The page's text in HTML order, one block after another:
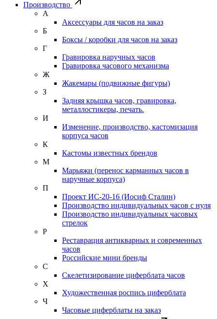
Производство
А
Аксессуары для часов на заказ
Б
Боксы / коробки для часов на заказ
Г
Гравировка наручных часов
Гравировка часового механизма
Ж
Жакемары (подвижные фигуры)
З
Задняя крышка часов, гравировка,
металлостикеры, печать.
И
Изменение, производство, кастомизация
корпуса часов
К
Кастомы известных брендов
М
Марьяжи (перенос карманных часов в
наручные корпуса)
П
Проект ИС-20-16 (Иосиф Сталин)
Производство индивидуальных часов с нуля
Производство индивидуальных часовых
стрелок
Р
Реставрация антикварных и современных
часов
Российские мини бренды
С
Скелетизирование циферблата часов
Х
Художественная роспись циферблата
Ч
Часовые циферблаты на заказ